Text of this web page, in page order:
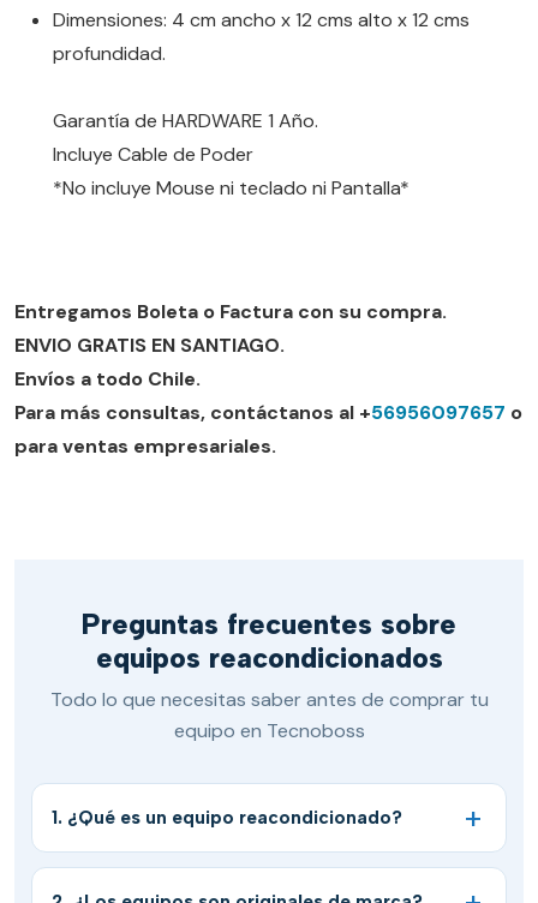
Dimensiones: 4 cm ancho x 12 cms alto x 12 cms
profundidad.
Garantía de HARDWARE 1 Año.
Incluye Cable de Poder
*No incluye Mouse ni teclado ni Pantalla*
Entregamos Boleta o Factura con su compra.
ENVIO GRATIS EN SANTIAGO.
Envíos a todo Chile.
Para más consultas, contáctanos al +56956097657 o
para ventas empresariales.
Preguntas frecuentes sobre
equipos reacondicionados
Todo lo que necesitas saber antes de comprar tu
equipo en Tecnoboss
1. ¿Qué es un equipo reacondicionado?